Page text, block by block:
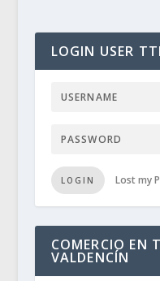
LOGIN USER
LOGIN Lost my
COMERCIO EN
VALDENCÍN